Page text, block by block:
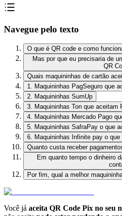
Navegue pelo texto
O que é QR code e como
Mas por que eu precisaria de
QR
Quais maquininhas de cartão
1. Maquininhas PagSeguro que
2. Maquininhas SumUp
3. Maquininhas Ton que aceitam
4. Maquininhas Mercado Pago
5. Maquininhas SafraPay o que
6. Maquininhas Infinite pay o
Quanto custa receber
Em quanto tempo o dinheiro
Por fim, qual a melhor
Você já aceita QR Code Pix no seu